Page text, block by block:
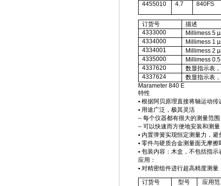
4455010 4.7 840FS
订货号
描述
4333000
Millimess 5
4334000
Millimess 1
4334001
Millimess 2
4335000
Millimess
4337620
数显指示表，
4337624
数显指示表，
Marameter 840 E
特性
• 根据阿贝原理直接将轴运动
• 用途广泛，极其灵活
– 每个仪器都有很大的测量范围
– 可以快速而方便地安装和测量
• 内置弹簧实现恒定测量力，避
• 零件与硬质合金测量面无摩擦
• 包装内容： 木盒，不包括指示
应用：
• 对精密组件进行超高精度测
订货号
型号
应用范